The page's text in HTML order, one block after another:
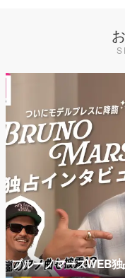
ブルーノマーズWEB